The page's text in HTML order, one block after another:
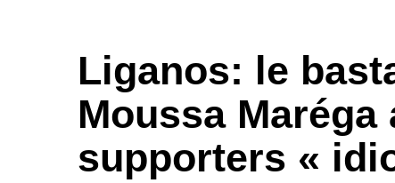
Liganos: le
Moussa Maréga
supporters «